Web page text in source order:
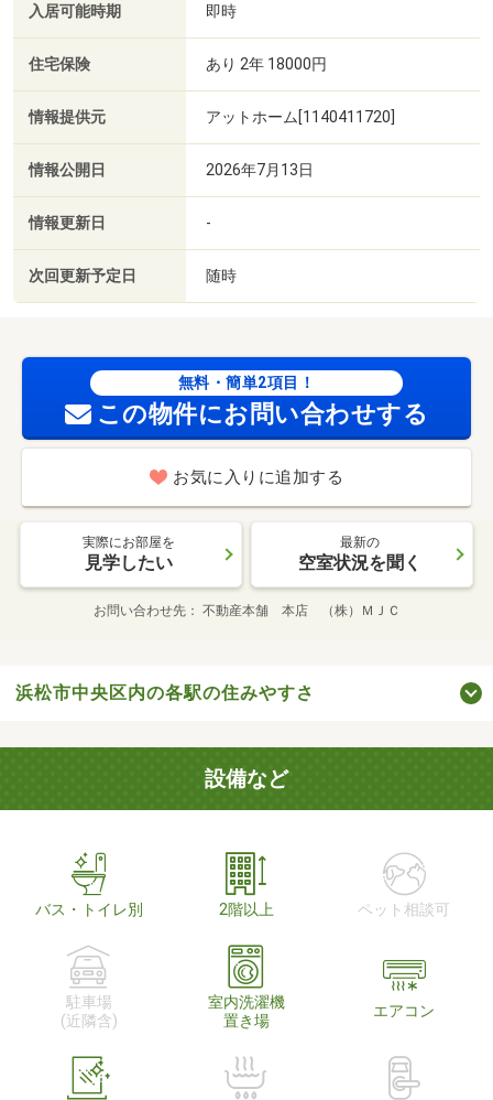
入居可能時期 即時
住宅保険 あり 2年 18000円
情報提供元 アットホーム[1140411720]
情報公開日 2026年7月13日
情報更新日 -
次回更新予定日 随時
無料・簡単2項目！
この物件にお問い合わせする
お気に入りに追加する
実際にお部屋を
見学したい
最新の
空室状況を聞く
お問い合わせ先 不動産本舗 本店 （株）ＭＪＣ
浜松市中央区内の各駅の住みやすさ
設備など
バス・トイレ別 2階以上 ペット相談可
駐車場
(近隣含)
室内洗濯機
置き場
エアコン